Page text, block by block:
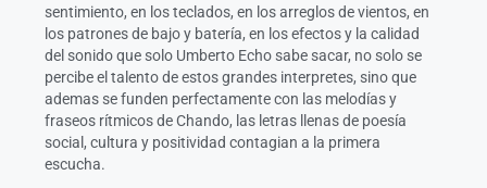
sentimiento, en los teclados, en los arreglos de vientos, en
los patrones de bajo y batería, en los efectos y la calidad
del sonido que solo Umberto Echo sabe sacar, no solo se
percibe el talento de estos grandes interpretes, sino que
ademas se funden perfectamente con las melodías y
fraseos rítmicos de Chando, las letras llenas de poesía
social, cultura y positividad contagian a la primera
escucha.